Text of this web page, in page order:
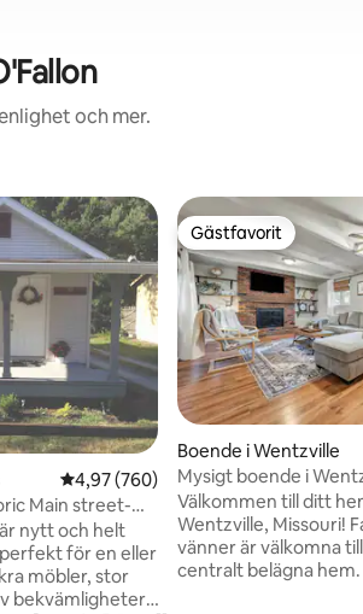
och mer.
omdömen
4,97 av 5 i genomsnittligt betyg,
4,97 (760)
Main street-
nytt och helt
för en eller
möbler, stor
bekvämligheter,
Gästfavorit
Gästfavorit
Boende i Wentzville
Mysigt boende i
spelrum
Välkommen till ditt
Wentzville, Missouri! Familjer och håriga
vänner är välkomna
centralt belägna hem. Sovplatser 6- 1